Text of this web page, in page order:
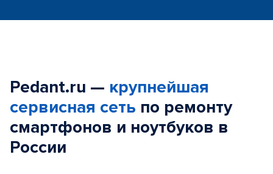
Pedant.ru — крупнейшая
сервисная сеть по ремонту
смартфонов и ноутбуков в
России